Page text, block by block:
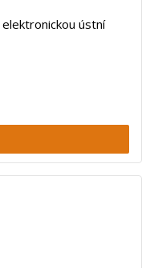
ústní